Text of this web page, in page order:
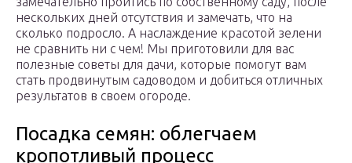
нескольких дней отсутствия и замечать, что на
сколько подросло. А наслаждение красотой зелени
не сравнить ни с чем! Мы приготовили для вас
полезные советы для дачи, которые помогут вам
стать продвинутым садоводом и добиться отличных
результатов в своем огороде.
Посадка семян: облегчаем
кропотливый процесс